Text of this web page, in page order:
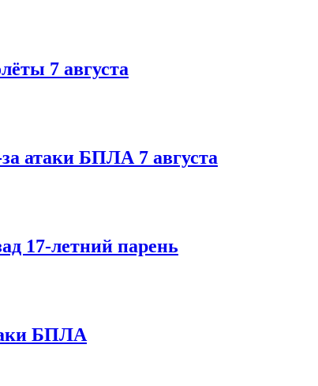
7 августа
атаки БПЛА 7 августа
17-летний парень
БПЛА